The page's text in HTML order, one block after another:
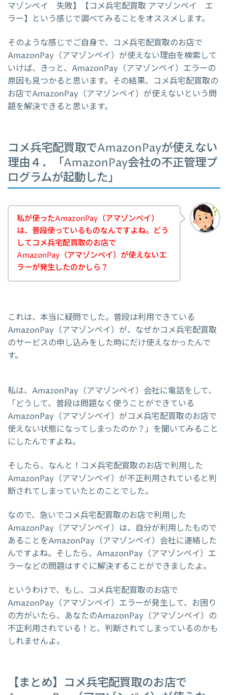
マゾンペイ 失敗】【コメ兵宅配買取 アマゾンペイ エ
ラー】という感じで調べてみることをオススメします。
そのような感じでご自身で、コメ兵宅配買取のお店で
AmazonPay（アマゾンペイ）が使えない理由を検索して
いけば、きっと、AmazonPay（アマゾンペイ）エラーの
原因も見つかると思います。その結果、コメ兵宅配買取の
お店でAmazonPay（アマゾンペイ）が使えないという問
題を解決できると思います。
コメ兵宅配買取でAmazonPayが使えない
理由４．「AmazonPay会社の不正管理プ
ログラムが起動した」
私が使ったAmazonPay（アマゾンペイ）
は、普段使っているものなんですよね。どう
してコメ兵宅配買取のお店で
AmazonPay（アマゾンペイ）が使えないエ
ラーが発生したのかしら？
これは、本当に疑問でした。普段は利用できている
AmazonPay（アマゾンペイ）が、なぜかコメ兵宅配買取
のサービスの申し込みをした時にだけ使えなかったんで
す。
私は、AmazonPay（アマゾンペイ）会社に電話をして、
「どうして、普段は問題なく使うことができている
AmazonPay（アマゾンペイ）がコメ兵宅配買取のお店で
使えない状態になってしまったのか？」を聞いてみること
にしたんですよね。
そしたら、なんと！コメ兵宅配買取のお店で利用した
AmazonPay（アマゾンペイ）が不正利用されていると判
断されてしまっていたとのことでした。
なので、急いでコメ兵宅配買取のお店で利用した
AmazonPay（アマゾンペイ）は、自分が利用したもので
あることをAmazonPay（アマゾンペイ）会社に連絡した
んですよね。そしたら、AmazonPay（アマゾンペイ）エ
ラーなどの問題はすぐに解決することができましたよ。
というわけで、もし、コメ兵宅配買取のお店で
AmazonPay（アマゾンペイ）エラーが発生して、お困り
の方がいたら、あなたのAmazonPay（アマゾンペイ）の
不正利用されている！と、判断されてしまっているのかも
しれませんよ。
【まとめ】コメ兵宅配買取のお店で